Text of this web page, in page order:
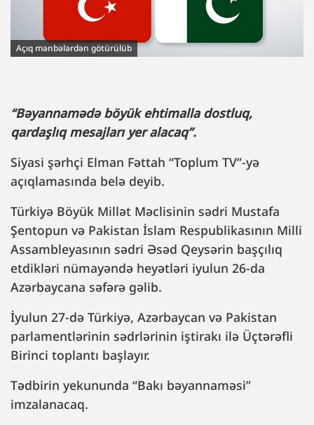
Açıq mənbələrdən götürülüb
“Bəyannamədə böyük ehtimalla dostluq,
qardaşlıq mesajları yer alacaq”.
Siyasi şərhçi Elman Fəttah “Toplum TV”-yə
açıqlamasında belə deyib.
Türkiyə Böyük Millət Məclisinin sədri Mustafa
Şentopun və Pakistan İslam Respublikasının Milli
Assambleyasının sədri Əsəd Qeysərin başçılıq
etdikləri nümayəndə heyətləri iyulun 26-da
Azərbaycana səfərə gəlib.
İyulun 27-də Türkiyə, Azərbaycan və Pakistan
parlamentlərinin sədrlərinin iştirakı ilə Üçtərəfli
Birinci toplantı başlayır.
Tədbirin yekununda “Bakı bəyannaməsi”
imzalanacaq.